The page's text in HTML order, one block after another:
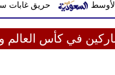
حريق غابات سريع
في كأس